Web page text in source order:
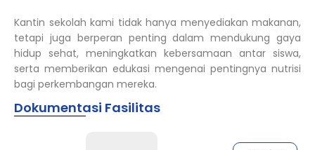
Kantin sekolah kami tidak hanya menyediakan makanan,
tetapi juga berperan penting dalam mendukung gaya
hidup sehat, meningkatkan kebersamaan antar siswa,
serta memberikan edukasi mengenai pentingnya nutrisi
bagi perkembangan mereka.
Dokumentasi Fasilitas